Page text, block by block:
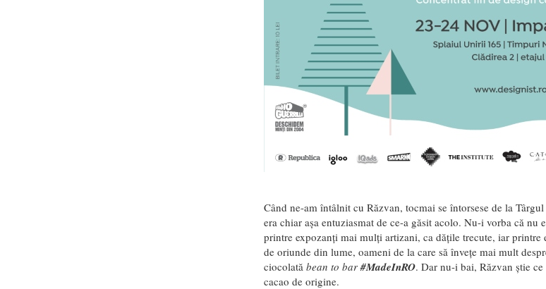
Când ne-am întâlnit cu Răzvan, tocmai se întorsese de la
era chiar așa entuziasmat de ce-a găsit acolo. Nu-i vorba că nu
printre expozanți mai mulți artizani, ca dățile trecute, iar
de oriunde din lume, oameni de la care să învețe mai mult
ciocolată bean to bar#MadeInRO. Dar nu-i bai, Răzvan știe
cacao de origine.